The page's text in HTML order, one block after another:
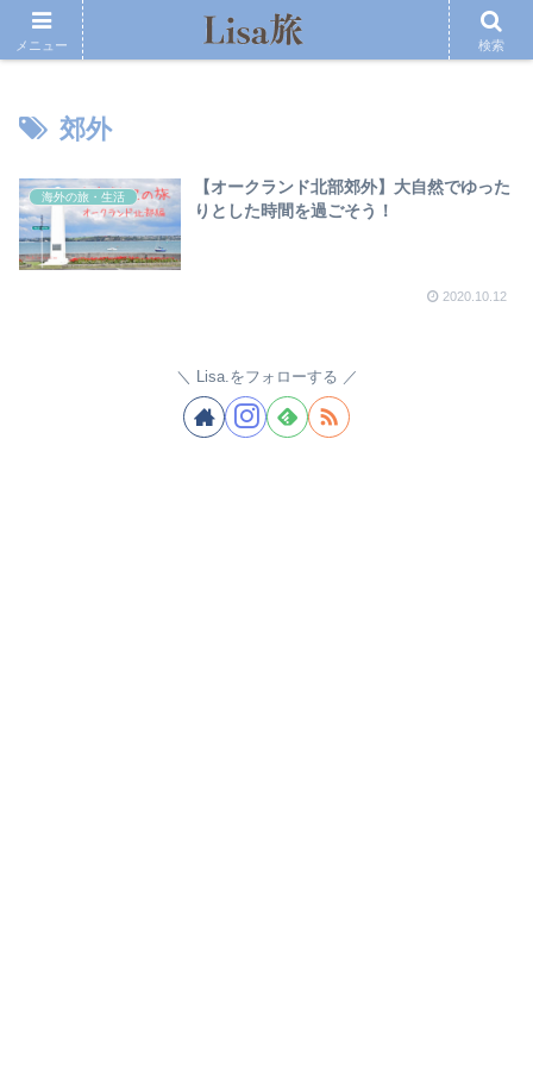
郊外
海外の旅・生活
【オークランド北部郊外】大自然でゆった
りとした時間を過ごそう！
2020.10.12
Lisa.をフォローする
メニュー 検索